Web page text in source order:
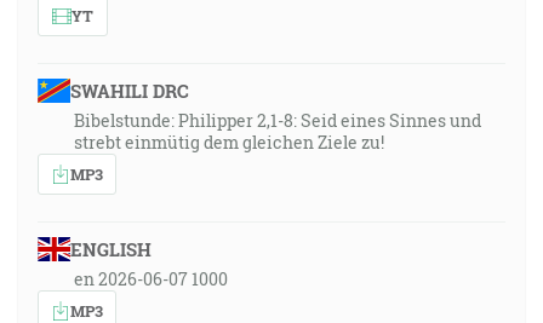
YT
SWAHILI DRC
Bibelstunde: Philipper 2,1-8: Seid eines Sinnes und
strebt einmütig dem gleichen Ziele zu!
MP3
ENGLISH
en 2026-06-07 1000
MP3